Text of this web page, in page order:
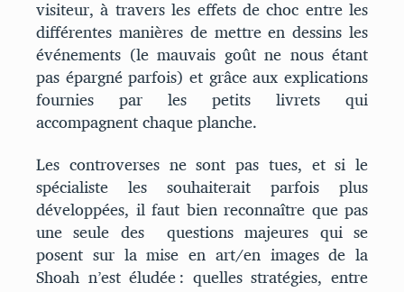
visiteur, à travers les effets de choc entre les
différentes manières de mettre en dessins les
événements (le mauvais goût ne nous étant
pas épargné parfois) et grâce aux explications
fournies par les petits livrets qui
accompagnent chaque planche.
Les controverses ne sont pas tues, et si le
spécialiste les souhaiterait parfois plus
développées, il faut bien reconnaître que pas
une seule des questions majeures qui se
posent sur la mise en art/en images de la
Shoah n’est éludée : quelles stratégies, entre